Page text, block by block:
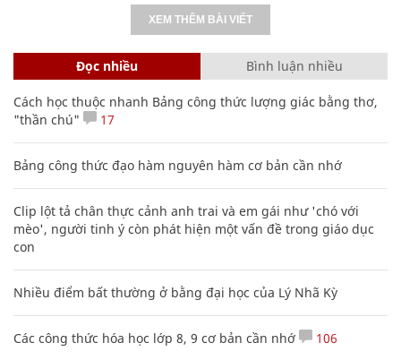
XEM THÊM BÀI VIẾT
Đọc nhiều Bình luận nhiều
Cách học thuộc nhanh Bảng công thức lượng giác bằng thơ,
"thần chú"
17
Bảng công thức đạo hàm nguyên hàm cơ bản cần nhớ
Clip lột tả chân thực cảnh anh trai và em gái như 'chó với
mèo', người tinh ý còn phát hiện một vấn đề trong giáo dục
con
Nhiều điểm bất thường ở bằng đại học của Lý Nhã Kỳ
Các công thức hóa học lớp 8, 9 cơ bản cần nhớ 106